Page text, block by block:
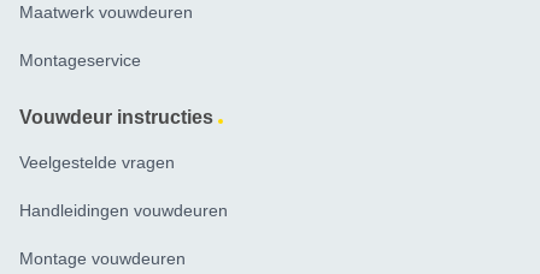
Maatwerk vouwdeuren
Montageservice
Vouwdeur instructies
Veelgestelde vragen
Handleidingen vouwdeuren
Montage vouwdeuren